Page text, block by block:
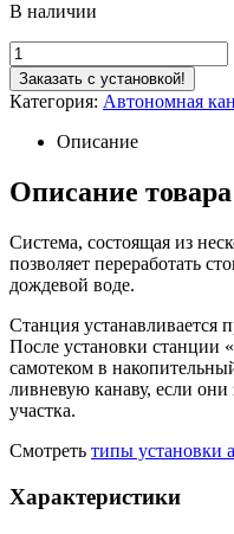
В наличии
Заказать с установкой!
Категория: Автономная
Описание
Описание товара
Система, состоящая из
позволяет переработать
дождевой воде.
Станция устанавливается
После установки станции
самотеком в
ливневую канаву, если
участка.
Смотреть типы установки
Характеристики